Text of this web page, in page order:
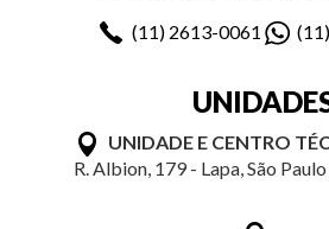
(11) 2613-0061 (11)
UNIDADE E CENTRO
R. Albion, 179 - Lapa, São